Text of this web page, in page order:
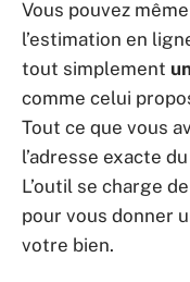
Vous pouvez
l’estimation en
tout simplement
comme celui
Tout ce que vous
l’adresse exacte
L’outil se charge
pour vous donner
votre bien.